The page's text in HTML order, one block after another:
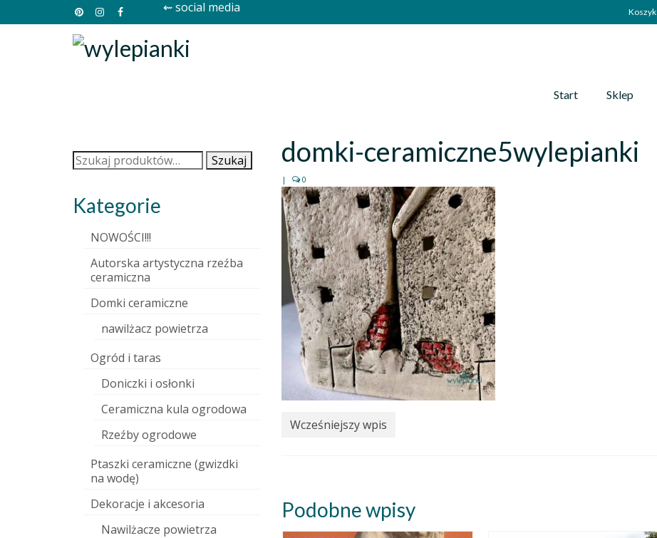
Koszyk
⇜ social media
Start Sklep
domki-ceramiczne5wylepianki
| 0
Wcześniejszy wpis
Podobne wpisy
Szukaj: Szukaj
Kategorie
NOWOŚCI!!!
Autorska artystyczna rzeźba
ceramiczna
Domki ceramiczne
nawilżacz powietrza
Ogród i taras
Doniczki i osłonki
Ceramiczna kula ogrodowa
Rzeźby ogrodowe
Ptaszki ceramiczne (gwizdki
na wodę)
Dekoracje i akcesoria
Nawilżacze powietrza